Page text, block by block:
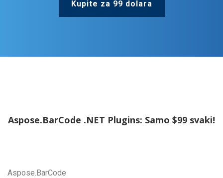
Kupite za 99 dolara
Aspose.BarCode .NET Plugins: Samo $99 svaki!
Aspose.BarCode